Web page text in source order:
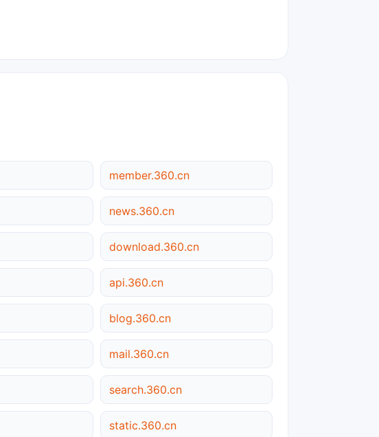
member.360.cn
news.360.cn
download.360.cn
api.360.cn
blog.360.cn
mail.360.cn
search.360.cn
static.360.cn